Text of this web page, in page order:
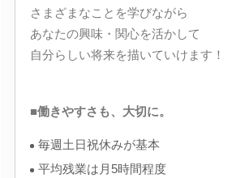
さまざまなことを学びながら
あなたの興味・関心を活かして
自分らしい将来を描いていけます！
■働きやすさも、大切に。
毎週土日祝休みが基本
平均残業は月5時間程度